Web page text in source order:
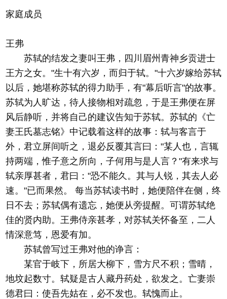
家庭成员
王弗
苏轼的结发之妻叫王弗，四川眉州青神乡贡进士
王方之女。"生十有六岁，而归于轼。"十六岁嫁给苏轼
以后，她堪称苏轼的得力助手，有"幕后听言"的故事。
苏轼为人旷达，待人接物相对疏忽，于是王弗便在屏
风后静听，并将自己的建议告知于苏轼。苏轼的《亡
妻王氏墓志铭》中记载着这样的故事：轼与客言于
外，君立屏间听之，退必反覆其言曰："某人也，言辄
持两端，惟子意之所向，子何用与是人言？"有来求与
轼亲厚甚者，君曰："恐不能久。其与人锐，其去人必
速。"已而果然。 每当苏轼读书时，她便陪伴在侧，终
日不去；苏轼偶有遗忘，她便从旁提醒。可谓苏轼绝
佳的贤内助。王弗侍亲甚孝，对苏轼关怀备至，二人
情深意笃，恩爱有加。
苏轼曾写过王弗对他的诤言：
某官于岐下，所居大柳下，雪方尺不积；雪晴，
地坟起数寸。轼疑是古人藏丹药处，欲发之。亡妻崇
德君曰：使吾先姑在，必不发也。轼愧而止。